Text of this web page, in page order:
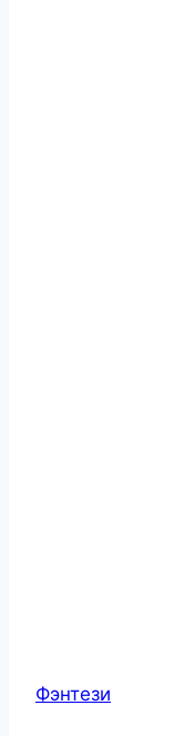
Фэнтези